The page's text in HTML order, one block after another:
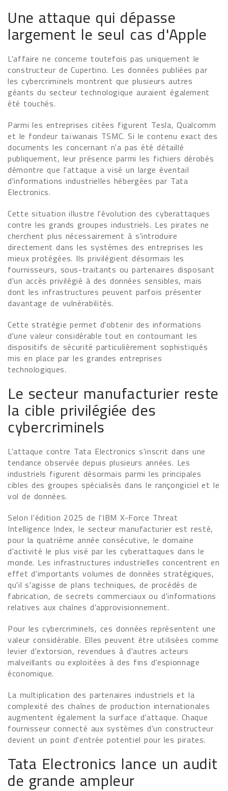
Une attaque qui dépasse
largement le seul cas d'Apple
L'affaire ne concerne toutefois pas uniquement le
constructeur de Cupertino. Les données publiées par
les cybercriminels montrent que plusieurs autres
géants du secteur technologique auraient également
été touchés.
Parmi les entreprises citées figurent Tesla, Qualcomm
et le fondeur taïwanais TSMC. Si le contenu exact des
documents les concernant n'a pas été détaillé
publiquement, leur présence parmi les fichiers dérobés
démontre que l'attaque a visé un large éventail
d'informations industrielles hébergées par Tata
Electronics.
Cette situation illustre l'évolution des cyberattaques
contre les grands groupes industriels. Les pirates ne
cherchent plus nécessairement à s'introduire
directement dans les systèmes des entreprises les
mieux protégées. Ils privilégient désormais les
fournisseurs, sous-traitants ou partenaires disposant
d'un accès privilégié à des données sensibles, mais
dont les infrastructures peuvent parfois présenter
davantage de vulnérabilités.
Cette stratégie permet d'obtenir des informations
d'une valeur considérable tout en contournant les
dispositifs de sécurité particulièrement sophistiqués
mis en place par les grandes entreprises
technologiques.
Le secteur manufacturier reste
la cible privilégiée des
cybercriminels
L'attaque contre Tata Electronics s'inscrit dans une
tendance observée depuis plusieurs années. Les
industriels figurent désormais parmi les principales
cibles des groupes spécialisés dans le rançongiciel et le
vol de données.
Selon l'édition 2025 de l'IBM X-Force Threat
Intelligence Index, le secteur manufacturier est resté,
pour la quatrième année consécutive, le domaine
d'activité le plus visé par les cyberattaques dans le
monde. Les infrastructures industrielles concentrent en
effet d'importants volumes de données stratégiques,
qu'il s'agisse de plans techniques, de procédés de
fabrication, de secrets commerciaux ou d'informations
relatives aux chaînes d'approvisionnement.
Pour les cybercriminels, ces données représentent une
valeur considérable. Elles peuvent être utilisées comme
levier d'extorsion, revendues à d'autres acteurs
malveillants ou exploitées à des fins d'espionnage
économique.
La multiplication des partenaires industriels et la
complexité des chaînes de production internationales
augmentent également la surface d'attaque. Chaque
fournisseur connecté aux systèmes d'un constructeur
devient un point d'entrée potentiel pour les pirates.
Tata Electronics lance un audit
de grande ampleur